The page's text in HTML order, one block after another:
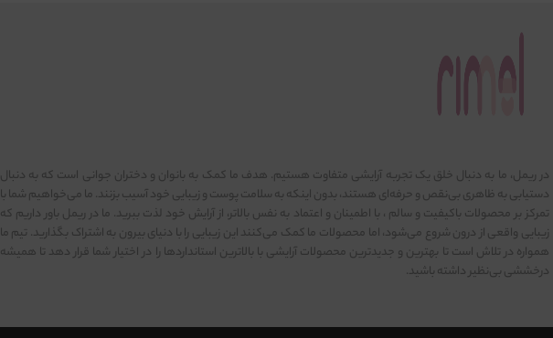
در ریمل، ما به دنبال خلق یک تجربه آرایشی متفاوت هستیم. هدف ما کمک به بانوان و دختران جوانی است که به دنبال
دستیابی به ظاهری بی‌نقص و حرفه‌ای هستند، بدون اینکه به سلامت پوست و زیبایی خود آسیب بزنند. ما می‌خواهیم شما با
تمرکز بر محصولات باکیفیت و سالم ، با اطمینان و اعتماد به نفس بالاتر، از آرایش خود لذت ببرید. ما در ریمل باور داریم که
زیبایی واقعی از درون شروع می‌شود، اما محصولات ما کمک می‌کنند این زیبایی را با دنیای بیرون به اشتراک بگذارید. تیم ما
همواره در تلاش است تا بهترین و جدیدترین محصولات آرایشی با بالاترین استانداردها را در اختیار شما قرار دهد تا همیشه
درخششی بی‌نظیر داشته باشید.